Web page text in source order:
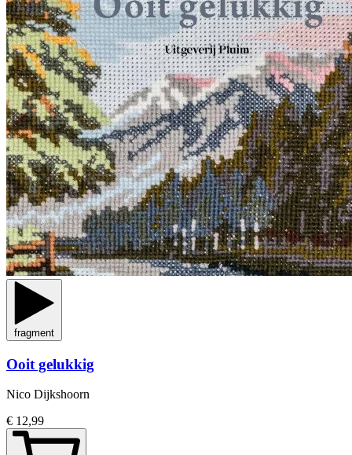
fragment
Ooit gelukkig
Nico Dijkshoorn
€ 12,99